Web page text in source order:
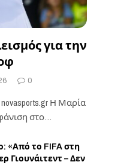
για την
0
Η Μαρία
στο
«Από το FIFA στη
Γιουνάιτεντ – Δεν